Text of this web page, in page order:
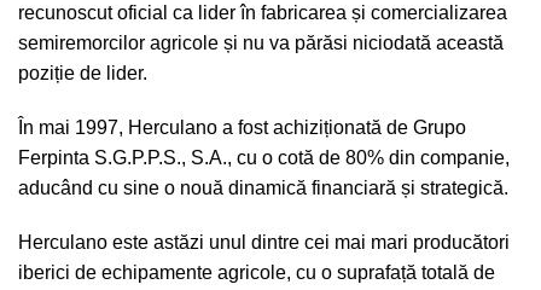
recunoscut oficial ca lider în fabricarea și comercializarea
semiremorcilor agricole și nu va părăsi niciodată această
poziție de lider.
În mai 1997, Herculano a fost achiziționată de Grupo
Ferpinta S.G.P.P.S., S.A., cu o cotă de 80% din companie,
aducând cu sine o nouă dinamică financiară și strategică.
Herculano este astăzi unul dintre cei mai mari producători
iberici de echipamente agricole, cu o suprafață totală de